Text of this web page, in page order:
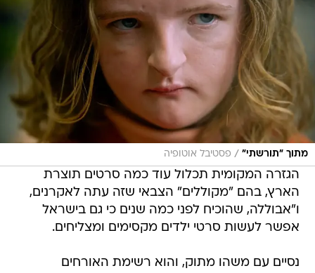
מתוך "תורשתי" / פסטיבל אוטופיה
הגזרה המקומית תכלול עוד כמה סרטים תוצרת
הארץ, בהם "מקוללים" הצבאי שזה עתה לאקרנים,
ו"אבוללה, שהוכיח לפני כמה שנים כי גם בישראל
אפשר לעשות סרטי ילדים מקסימים ומצליחים.
נסיים עם משהו מתוק, והוא רשימת האורחים